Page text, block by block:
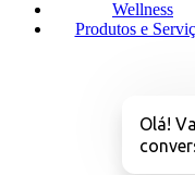
Wellness
Produtos e
Olá!